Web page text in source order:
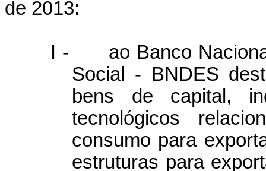
de 2013:
I -
ao Banco
Social - BNDES
bens de capital,
tecnológicos
consumo para
estruturas para